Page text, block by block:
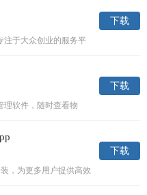
用户轻松找到满意好工
注于大众创业的服务平
!
下载
理软件，随时查看物
下载
，为更多用户提供高效
下载